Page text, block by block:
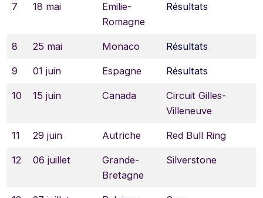
7 18 mai
Emilie-
Romagne
Résultats
8 25 mai Monaco Résultats
9 01 juin Espagne Résultats
10 15 juin Canada
Circuit Gilles-
Villeneuve
11 29 juin Autriche Red Bull Ring
12 06 juillet
Grande-
Bretagne
Silverstone